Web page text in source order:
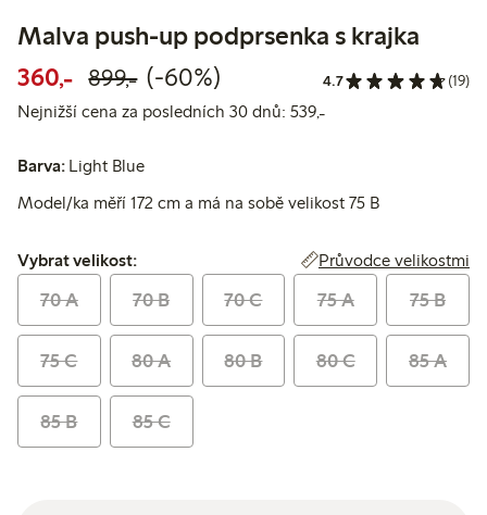
Malva push-up podprsenka s krajka
360,- Snížená cena: 360,00 Kč
899,-Běžná cena: 899,00 Kč
60% sleva
(-60%) 4.7 (19)
Nejnižší cena za posledních 30 dnů: 539,-Nejnižší cena za
Barva: Light Blue
Model/ka měří 172 cm a má na sobě velikost 75 B
Vybrat velikost:
Vybrat velikost: Průvodce velikostmi
70 A 70 B 70 C 75 A 75 B
75 C 80 A 80 B 80 C 85 A
85 B 85 C